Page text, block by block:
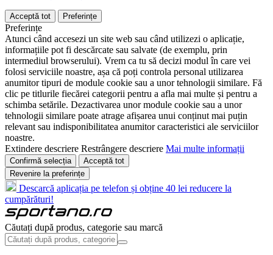
Acceptă tot Preferințe
Preferințe
Atunci când accesezi un site web sau când utilizezi o aplicație,
informațiile pot fi descărcate sau salvate (de exemplu, prin
intermediul browserului). Vrem ca tu să decizi modul în care vei
folosi serviciile noastre, așa că poți controla personal utilizarea
anumitor tipuri de module cookie sau a unor tehnologii similare. Fă
clic pe titlurile fiecărei categorii pentru a afla mai multe și pentru a
schimba setările. Dezactivarea unor module cookie sau a unor
tehnologii similare poate atrage afișarea unui conținut mai puțin
relevant sau indisponibilitatea anumitor caracteristici ale serviciilor
noastre.
Extindere descriere Restrângere descriere Mai multe informații
Confirmă selecția
Acceptă tot
Revenire la preferințe
Descarcă aplicația pe telefon și obține 40 lei reducere la
cumpărături!
Căutați după produs, categorie sau marcă